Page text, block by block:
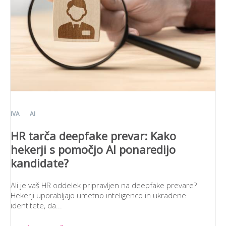
IVA AI
HR tarča deepfake prevar: Kako
hekerji s pomočjo AI ponaredijo
kandidate?
Ali je vaš HR oddelek pripravljen na deepfake prevare?
Hekerji uporabljajo umetno inteligenco in ukradene
identitete, da...